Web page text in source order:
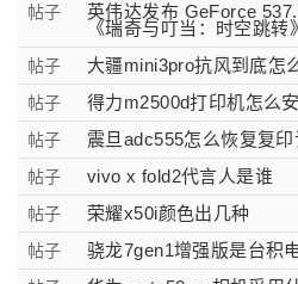
帖子
英伟达发布 GeForce
《瑞奇与叮当：时空跳
帖子 大疆mini3pro抗风到底怎
帖子 得力m2500d打印机怎么
帖子 震旦adc555怎么恢复复印
帖子 vivo x fold2代言人是谁
帖子 荣耀x50i颜色出几种
帖子 骁龙7gen1增强版是台积